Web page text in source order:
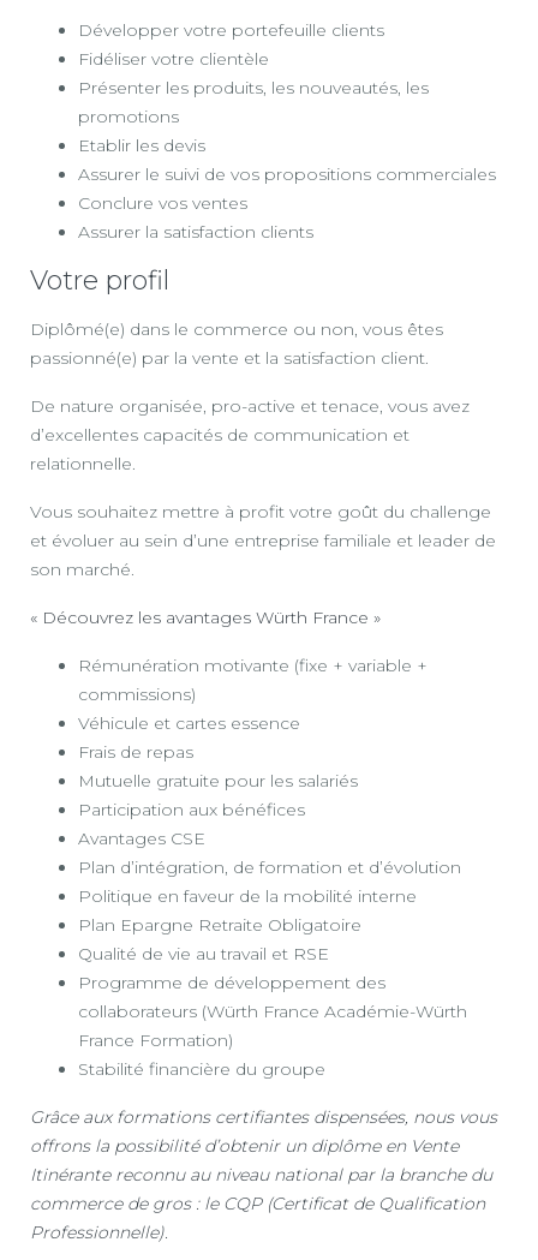
Développer votre portefeuille clients
Fidéliser votre clientèle
Présenter les produits, les nouveautés, les
promotions
Etablir les devis
Assurer le suivi de vos propositions commerciales
Conclure vos ventes
Assurer la satisfaction clients
Votre profil
Diplômé(e) dans le commerce ou non, vous êtes
passionné(e) par la vente et la satisfaction client.
De nature organisée, pro-active et tenace, vous avez
d’excellentes capacités de communication et
relationnelle.
Vous souhaitez mettre à profit votre goût du challenge
et évoluer au sein d’une entreprise familiale et leader de
son marché.
« Découvrez les avantages Würth France »
Rémunération motivante (fixe + variable +
commissions)
Véhicule et cartes essence
Frais de repas
Mutuelle gratuite pour les salariés
Participation aux bénéfices
Avantages CSE
Plan d’intégration, de formation et d’évolution
Politique en faveur de la mobilité interne
Plan Epargne Retraite Obligatoire
Qualité de vie au travail et RSE
Programme de développement des
collaborateurs (Würth France Académie-Würth
France Formation)
Stabilité financière du groupe
Grâce aux formations certifiantes dispensées, nous vous
offrons la possibilité d’obtenir un diplôme en Vente
Itinérante reconnu au niveau national par la branche du
commerce de gros : le CQP (Certificat de Qualification
Professionnelle).